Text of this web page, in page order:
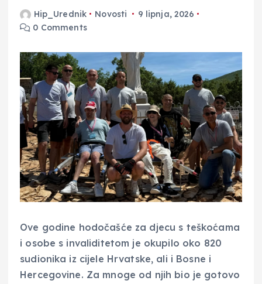
Hip_Urednik Novosti
9 lipnja, 2026
0 Comments
Ove godine hodočašće za djecu s teškoćama
i osobe s invaliditetom je okupilo oko 820
sudionika iz cijele Hrvatske, ali i Bosne i
Hercegovine. Za mnoge od njih bio je gotovo